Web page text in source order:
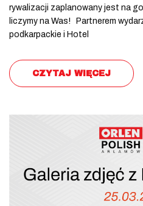
rywalizacji zaplanowany jest na
liczymy na Was! Partnerem
podkarpackie i Hotel
CZYTAJ WIĘCEJ